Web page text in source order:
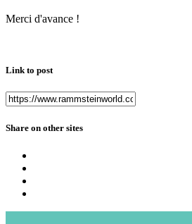
Merci d'avance !
Link to post
Share on other sites